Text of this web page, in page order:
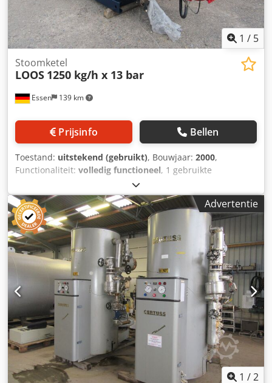
1 / 5
Essen 139 km
Stoomketel
LOOS 1250 kg/h x 13 bar
Prijsinfo Bellen
Toestand: uitstekend (gebruikt), Bouwjaar: 2000,
Functionaliteit: volledig functioneel, 1 gebruikte
stoomketel ----- Fabrikant: LOOS Gunzenhausen Type: U-
HD 1250 Verwarmingsoppervlak ca.: 20 m² Max.
ketelvermogen: 1.250 kg/h Werkdruk: 13 bar Verhoogde
testdruk: 23,4 bar Waterinhoud bij lage waterstand ca.:
993 l Waterinhoud bij volle tank ca.: 1.365 l Bouwjaar: 2000
Uitgerust met een Weishaupt gasbrander type G7/1-D,
ZMD, 300-1.750 kW, gasregelleiding, schakelkast,
voedingswaterpomp en de aanwezige grof- en
fijnregelventielen. Dcjdpfx Aswra Ewjh Iek
Advertentie
1 /2